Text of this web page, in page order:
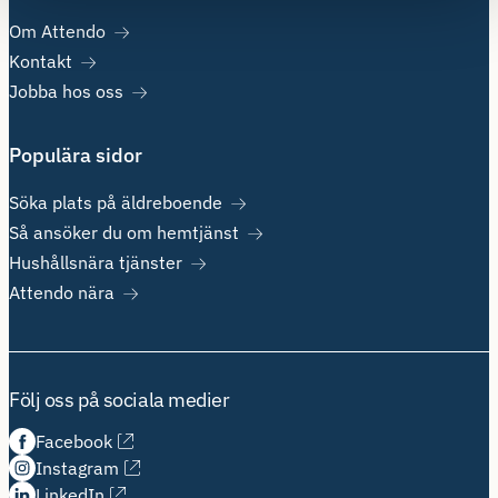
Om Attendo
Kontakt
Jobba hos oss
Populära sidor
Söka plats på äldreboende
Så ansöker du om hemtjänst
Hushållsnära tjänster
Attendo nära
Följ oss på sociala medier
Facebook
Instagram